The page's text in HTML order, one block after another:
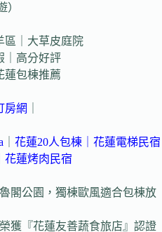
）
區｜大草皮庭院
｜高分好評
蓮包棟推薦
房網
花蓮20人包棟
花蓮電梯民宿
花蓮烤肉民宿
閣公園，獨棟歐風適合包棟放
獲『花蓮友善蔬食旅店』認證